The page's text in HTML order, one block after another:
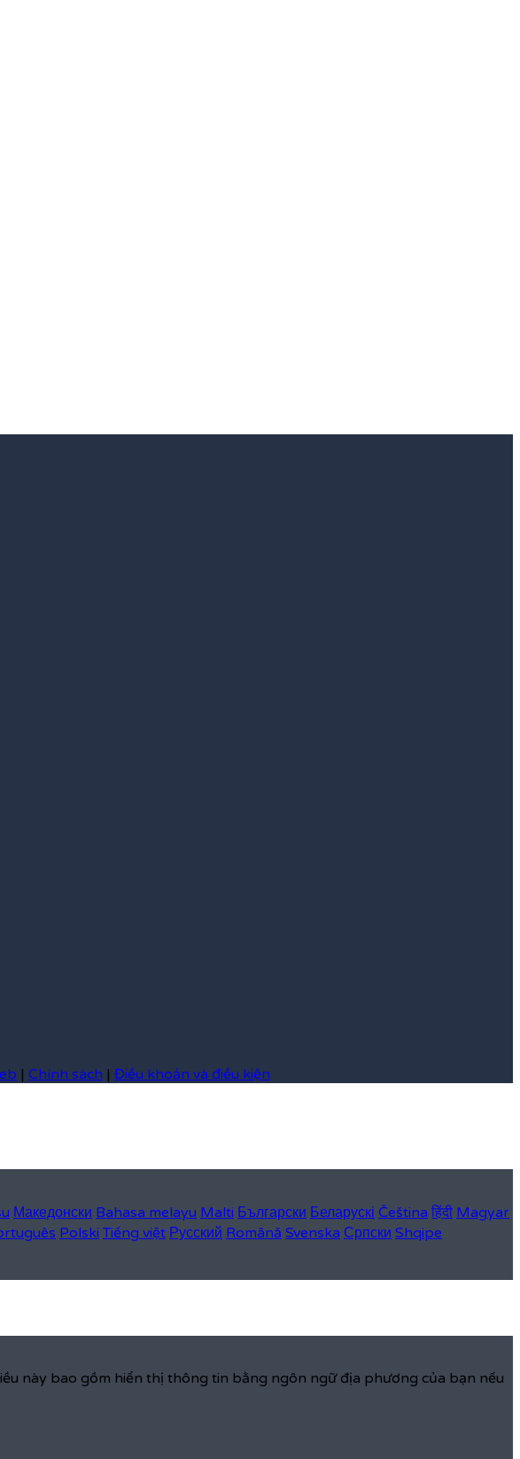
| Chính sách | Điều khoản và điều kiện
Македонски Bahasa melayu Malti Български Беларускі Čeština हिंदी Magyar
Polski Tiếng việt Русский Română Svenska Српски Shqipe
này bao gồm hiển thị thông tin bằng ngôn ngữ địa phương của bạn nếu